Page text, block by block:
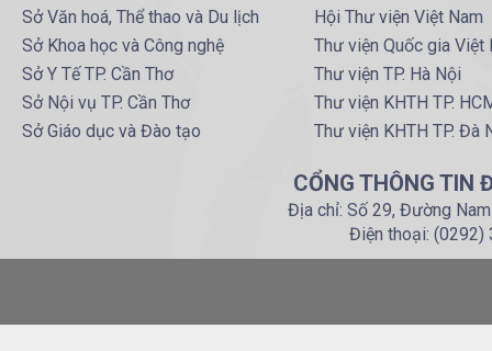
Sở Văn hoá, Thể thao và Du lịch
Sở Khoa học và Công nghệ
Sở Y Tế TP. Cần Thơ
Sở Nội vụ TP. Cần Thơ
Sở Giáo dục và Đào tạo
Hội Thư viện Việt Nam
Thư viện Quốc gia Việt
Thư viện TP. Hà Nội
Thư viện KHTH TP.
Thư viện KHTH TP. Đà
CỔNG THÔNG TIN
Địa chỉ: Số 29, Đường
Điện thoại: (0292)